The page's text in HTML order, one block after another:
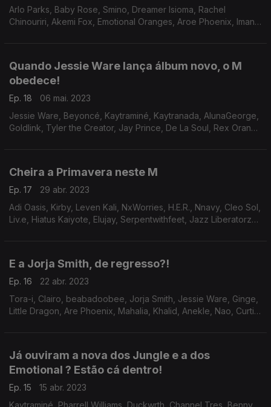
Arlo Parks, Baby Rose, Smino, Dreamer Isioma, Rachel
Chinouriri, Akemi Fox, Emotional Oranges, Aroe Phoenix, Iman
Quando Jessie Ware lança álbum novo, o M
obedece!
Ep. 18
06 mai. 2023
Jessie Ware, Beyoncé, Kaytraminé, Kaytranada, AlunaGeorge,
Goldlink, Tyler the Creator, Jay Prince, De La Soul, Rex Orange
Cheira a Primavera neste M
Ep. 17
29 abr. 2023
Adi Oasis, Kirby, Leven Kali, NxWorries, H.E.R., Nnavy, Cleo Sol,
Liv.e, Hiatus Kaiyote, Elujay, Serpentwithfeet, Jazz Liberatorzs,
E a Jorja Smith, de regresso?!
Ep. 16
22 abr. 2023
Tora-i, Clairo, beabadoobee, Jorja Smith, Jessie Ware, Ginge,
Little Dragon, Are Phoenix, Mahalia, Khalid, Anekle, Nao, Curtis
Já ouviram a nova dos Jungle e a dos
Emotional ? Estão cá dentro!
Ep. 15
15 abr. 2023
Kaytraminé, Pharrell Williams, Duckwrth, Channel Tres, Benny